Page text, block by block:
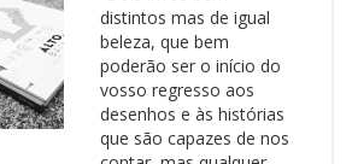
distintos mas de igual
beleza, que bem
poderão ser o início do
vosso regresso aos
desenhos e às histórias
que são capazes de nos